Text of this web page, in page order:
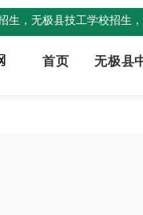
生，无极县技工学校招生
首页 无极县